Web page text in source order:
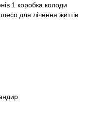
1 коробка колоди
для лічення життів